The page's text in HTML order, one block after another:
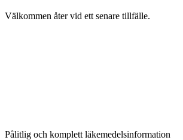
Välkommen åter vid ett senare tillfälle.
Pålitlig och komplett läkemedelsinformation